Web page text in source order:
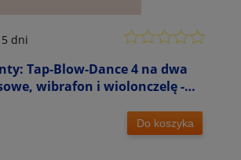
Tap-Blow-Dance 4 na dwa
wibrafon i wiolonczelę -
dni
Do koszyka